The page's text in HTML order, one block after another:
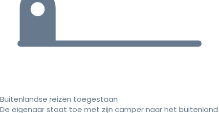
Buitenlandse reizen toegestaan
De eigenaar staat toe met zijn camper naar het buitenland